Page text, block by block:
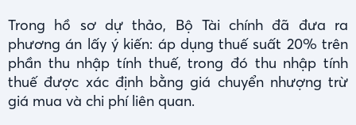
Trong hồ sơ dự thảo, Bộ Tài chính đã đưa ra
phương án lấy ý kiến: áp dụng thuế suất 20% trên
phần thu nhập tính thuế, trong đó thu nhập tính
thuế được xác định bằng giá chuyển nhượng trừ
giá mua và chi phí liên quan.